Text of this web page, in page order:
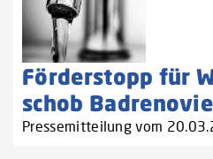
Förderstopp für
schob
Pressemitteilung vom